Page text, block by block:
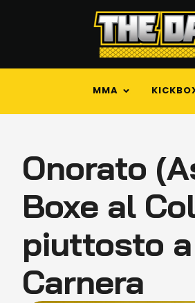
MMA
Onorato
Boxe al
piuttosto
Carnera